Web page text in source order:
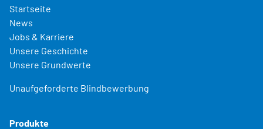
Startseite
News
Jobs & Karriere
Unsere Geschichte
Unsere Grundwerte
Unaufgeforderte Blindbewerbung
Produkte